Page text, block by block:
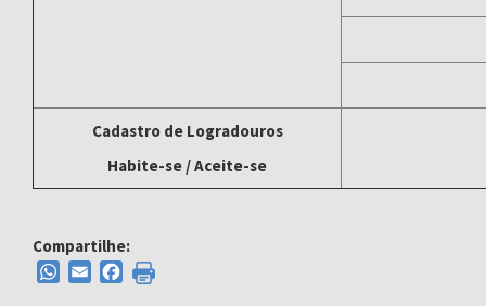
Cadastro de Logradouros
Habite-se / Aceite-se
Compartilhe:
WhatsApp
EmailFacebook